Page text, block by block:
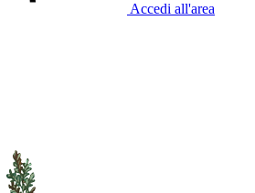
Accedi all'area